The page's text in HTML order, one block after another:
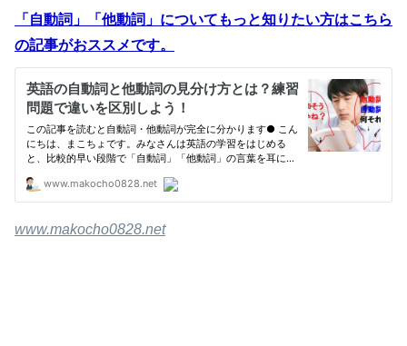
「自動詞」「他動詞」についてもっと知りたい方はこちら
の記事がおススメです。
www.makocho0828.net